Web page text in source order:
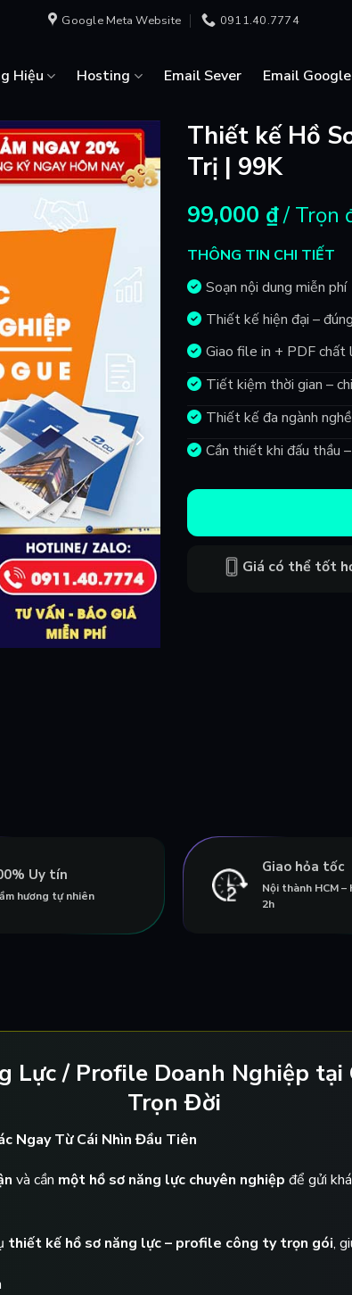
Google Meta Website 0911.40.7774
Hiệu Hosting Email Sever Email Google
Thiết kế Hồ
Trị | 99K
99,000 ₫/ Trọn
THÔNG TIN CHI TIẾT
Soạn nội dung miễn phí
Thiết kế hiện đại –
Giao file in + PDF chất
Tiết kiệm thời gian –
Thiết kế đa ngành nghề
Cần thiết khi đấu thầu
Giá có thể tốt
Uy tín
hương tự nhiên
Giao hỏa tốc
Nội thành HCM
2h
Lực / Profile Doanh Nghiệp
Trọn Đời
Ngay Từ Cái Nhìn Đầu Tiên
và cần một hồ sơ năng lực chuyên nghiệp để gửi
thiết kế hồ sơ năng lực – profile công ty trọn gói,